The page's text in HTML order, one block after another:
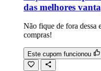
das melhores
Não fique de fora dessa
compras!
Este cupom funcionou